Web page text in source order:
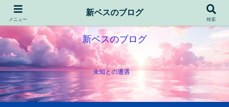
新ベスのブログ
未知との遭遇
メニュー
新ベスのブログ
検索